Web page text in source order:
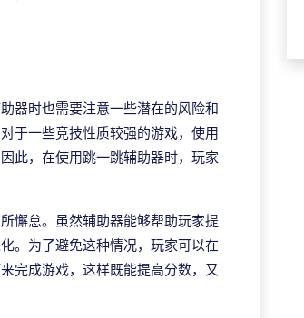
器时也需要注意一些潜在的风险和
于一些竞技性质较强的游戏，使用
此，在使用跳一跳辅助器时，玩家
懈怠。虽然辅助器能够帮助玩家提
。为了避免这种情况，玩家可以在
完成游戏，这样既能提高分数，又